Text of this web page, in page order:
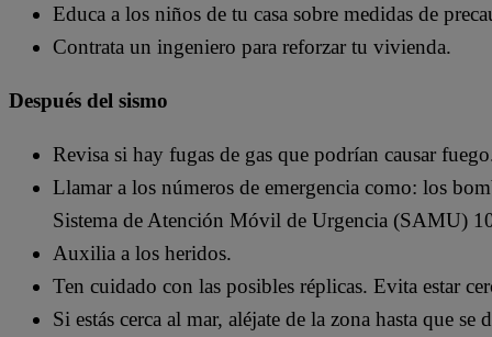
Educa a los niños de tu casa sobre medidas de
Contrata un ingeniero para reforzar tu vivienda.
Después del sismo
Revisa si hay fugas de gas que podrían causar
Llamar a los números de emergencia como: los
Sistema de Atención Móvil de Urgencia (SAMU)
Auxilia a los heridos.
Ten cuidado con las posibles réplicas. Evita estar
Si estás cerca al mar, aléjate de la zona hasta que